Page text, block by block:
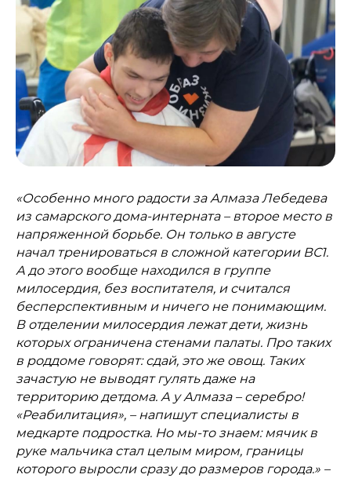
«Особенно много радости за Алмаза Лебедева
из самарского дома-интерната – второе место в
напряженной борьбе. Он только в августе
начал тренироваться в сложной категории ВС1.
А до этого вообще находился в группе
милосердия, без воспитателя, и считался
бесперспективным и ничего не понимающим.
В отделении милосердия лежат дети, жизнь
которых ограничена стенами палаты. Про таких
в роддоме говорят: сдай, это же овощ. Таких
зачастую не выводят гулять даже на
территорию детдома. А у Алмаза – серебро!
«Реабилитация», – напишут специалисты в
медкарте подростка. Но мы-то знаем: мячик в
руке мальчика стал целым миром, границы
которого выросли сразу до размеров города.» –